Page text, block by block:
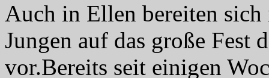
Auch in Ellen bereiten sich
Jungen auf das große Fest
vor.Bereits seit einigen